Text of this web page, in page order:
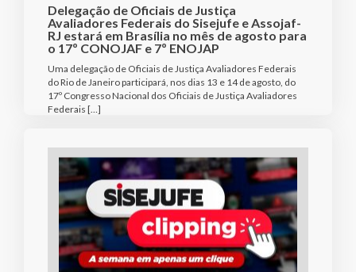
Delegação de Oficiais de Justiça
Avaliadores Federais do Sisejufe e Assojaf-
RJ estará em Brasília no mês de agosto para
o 17º CONOJAF e 7º ENOJAP
Uma delegação de Oficiais de Justiça Avaliadores Federais
do Rio de Janeiro participará, nos dias 13 e 14 de agosto, do
17º Congresso Nacional dos Oficiais de Justiça Avaliadores
Federais […]